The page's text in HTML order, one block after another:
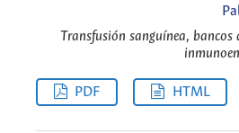
Transfusión sanguínea,
PDF HTML